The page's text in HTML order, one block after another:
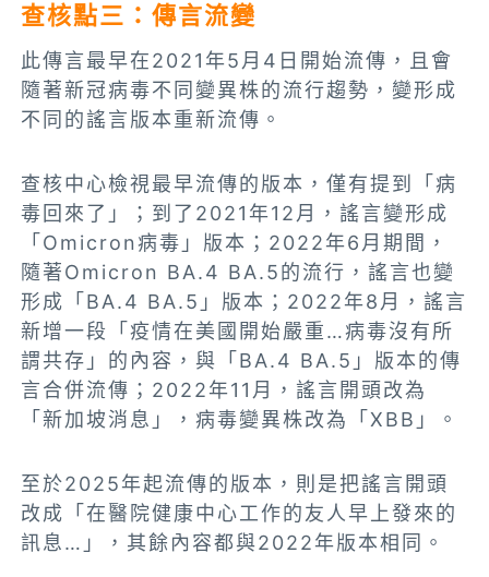
查核點三：傳言流變
此傳言最早在2021年5月4日開始流傳，且會
隨著新冠病毒不同變異株的流行趨勢，變形成
不同的謠言版本重新流傳。
查核中心檢視最早流傳的版本，僅有提到「病
毒回來了」；到了2021年12月，謠言變形成
「Omicron病毒」版本；2022年6月期間，
隨著Omicron BA.4 BA.5的流行，謠言也變
形成「BA.4 BA.5」版本；2022年8月，謠言
新增一段「疫情在美國開始嚴重…病毒沒有所
謂共存」的內容，與「BA.4 BA.5」版本的傳
言合併流傳；2022年11月，謠言開頭改為
「新加坡消息」，病毒變異株改為「XBB」。
至於2025年起流傳的版本，則是把謠言開頭
改成「在醫院健康中心工作的友人早上發來的
訊息…」，其餘內容都與2022年版本相同。